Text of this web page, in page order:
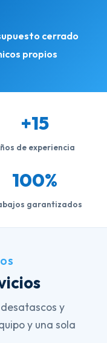
cerrado
propios
+15
de experiencia
100%
garantizados
y
y una sola